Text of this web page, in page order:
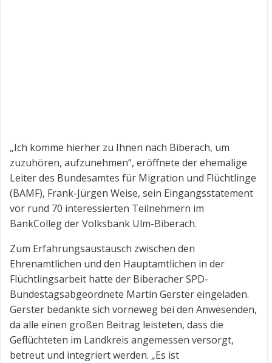
„Ich komme hierher zu Ihnen nach Biberach, um
zuzuhören, aufzunehmen“, eröffnete der ehemalige
Leiter des Bundesamtes für Migration und Flüchtlinge
(BAMF), Frank-Jürgen Weise, sein Eingangsstatement
vor rund 70 interessierten Teilnehmern im
BankColleg der Volksbank Ulm-Biberach.
Zum Erfahrungsaustausch zwischen den
Ehrenamtlichen und den Hauptamtlichen in der
Flüchtlingsarbeit hatte der Biberacher SPD-
Bundestagsabgeordnete Martin Gerster eingeladen.
Gerster bedankte sich vorneweg bei den Anwesenden,
da alle einen großen Beitrag leisteten, dass die
Geflüchteten im Landkreis angemessen versorgt,
betreut und integriert werden. „Es ist